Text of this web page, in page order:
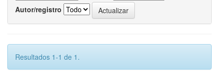
Autor/registro
Resultados 1-1 de 1.